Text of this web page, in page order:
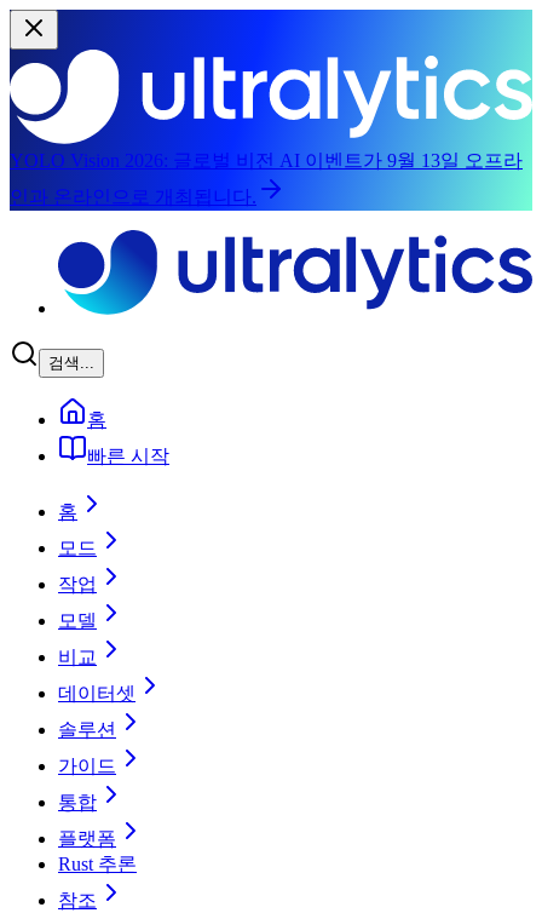
YOLO Vision 2026: 글로벌 비전 AI 이벤트가 9월 13일 오프라
인과 온라인으로 개최됩니다.
검색...
홈
빠른 시작
홈
모드
작업
모델
비교
데이터셋
솔루션
가이드
통합
플랫폼
Rust 추론
참조